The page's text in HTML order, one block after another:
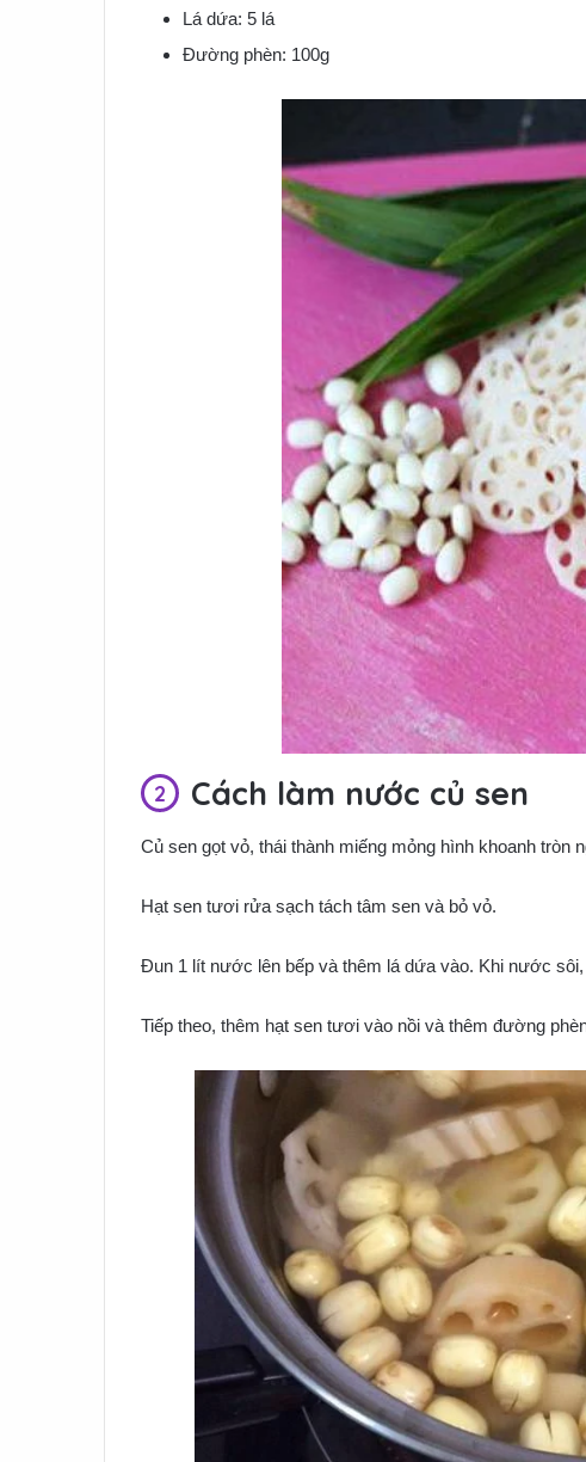
Lá dứa: 5 lá
Đường phèn: 100g
Cách làm nước củ sen
Củ sen gọt vỏ, thái thành miếng mỏng hình khoanh
Hạt sen tươi rửa sạch tách tâm sen và bỏ vỏ.
Đun 1 lít nước lên bếp và thêm lá dứa vào. Khi nước
Tiếp theo, thêm hạt sen tươi vào nồi và thêm đường